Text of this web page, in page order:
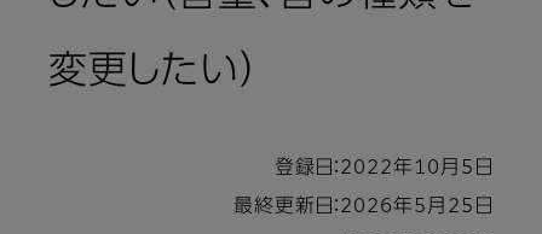
変更したい）
登録日：2022年10月5日
最終更新日：2026年5月25日